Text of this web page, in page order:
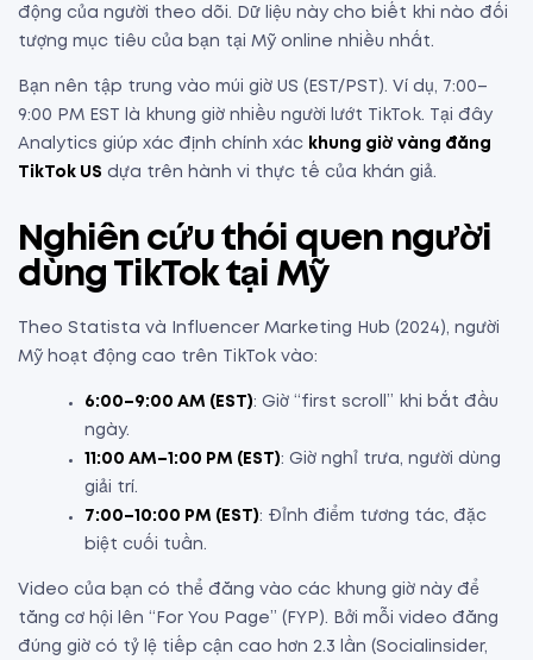
động của người theo dõi. Dữ liệu này cho biết khi nào đối
tượng mục tiêu của bạn tại Mỹ online nhiều nhất.
Bạn nên tập trung vào múi giờ US (EST/PST). Ví dụ, 7:00–
9:00 PM EST là khung giờ nhiều người lướt TikTok. Tại đây
Analytics giúp xác định chính xác khung giờ vàng đăng
TikTok US dựa trên hành vi thực tế của khán giả.
Nghiên cứu thói quen người
dùng TikTok tại Mỹ
Theo Statista và Influencer Marketing Hub (2024), người
Mỹ hoạt động cao trên TikTok vào:
6:00–9:00 AM (EST): Giờ “first scroll” khi bắt đầu
ngày.
11:00 AM–1:00 PM (EST): Giờ nghỉ trưa, người dùng
giải trí.
7:00–10:00 PM (EST): Đỉnh điểm tương tác, đặc
biệt cuối tuần.
Video của bạn có thể đăng vào các khung giờ này để
tăng cơ hội lên “For You Page” (FYP). Bởi mỗi video đăng
đúng giờ có tỷ lệ tiếp cận cao hơn 2.3 lần (Socialinsider,